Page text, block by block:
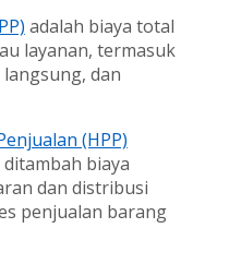
adalah biaya total
layanan, termasuk
dan
(HPP)
biaya
dan distribusi
penjualan barang